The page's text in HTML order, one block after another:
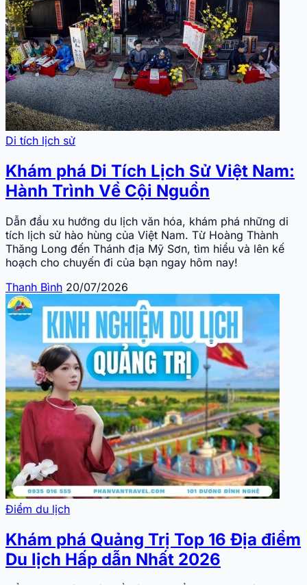
Di tích lịch sử
Khám phá Di Tích Lịch Sử Việt Nam:
Hành Trình Về Cội Nguồn
Dẫn đầu xu hướng du lịch văn hóa, khám phá những di
tích lịch sử hào hùng của Việt Nam. Từ Hoàng Thành
Thăng Long đến Thánh địa Mỹ Sơn, tìm hiểu và lên kế
hoạch cho chuyến đi của bạn ngay hôm nay!
Thanh Bình 20/07/2026
Điểm du lịch
Khám phá Quảng Trị Top 16 Địa điểm
Du lịch Hấp dẫn Nhất 2026